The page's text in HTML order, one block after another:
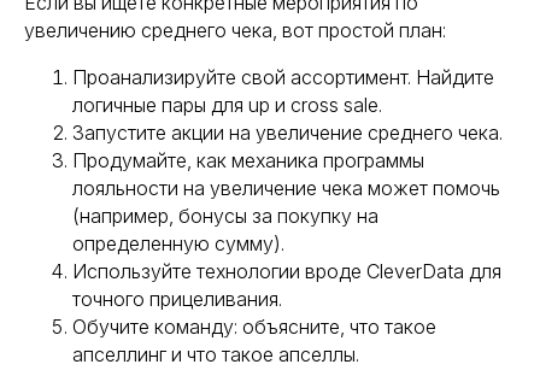
увеличению среднего чека, вот простой план:
Проанализируйте свой ассортимент. Найдите
логичные пары для up и cross sale.
Запустите акции на увеличение среднего чека.
Продумайте, как механика программы
лояльности на увеличение чека может помочь
(например, бонусы за покупку на
определенную сумму).
Используйте технологии вроде CleverData для
точного прицеливания.
Обучите команду: объясните, что такое
апселлинг и что такое апселлы.
Нажимая кнопку "Запросить", я даю согласие
на обработку персональных данных и
ознакомлен (а) сПолитикой
конфиденциальности
Нажимая кнопку "Запросить", я даю согласие
на получение рассылки рекламно-
информационных материалов
Запросить